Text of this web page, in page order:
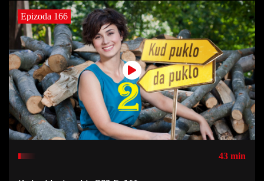
Epizoda 166
43 min